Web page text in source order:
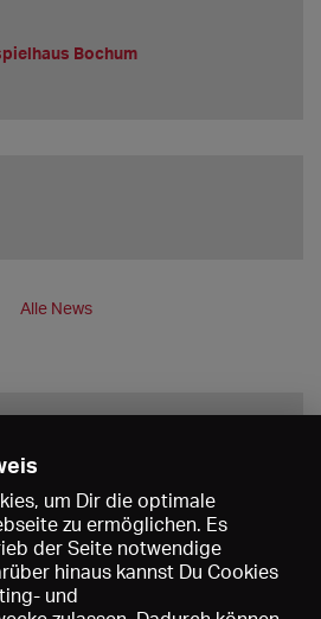
Bochum
Alle News
Speichern
um Dir die optimale
zu ermöglichen. Es
der Seite notwendige
hinaus kannst Du Cookies
und